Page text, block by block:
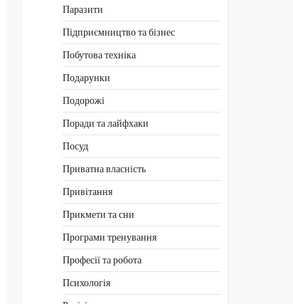
Паразити
Підприємництво та бізнес
Побутова техніка
Подарунки
Подорожі
Поради та лайфхаки
Посуд
Приватна власність
Привітання
Прикмети та сни
Програми тренування
Професії та робота
Психологія